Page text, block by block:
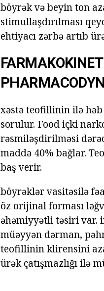
böyrək və beyin ton
stimullaşdırılması
ehtiyacı zərbə artıb
xəstə teofillinin ilə
sorulur. Food içki
rəsmiləşdirilməsi
maddə 40% bağlar.
baş verir.
böyrəklər vasitəsilə
öz orijinal forması
əhəmiyyətli təsiri var.
müəyyən dərman,
teofillinin klirensini
ürək çatışmazlığı ilə